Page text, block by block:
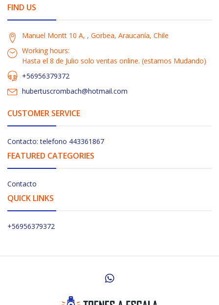
FIND US
Manuel Montt 10 A, , Gorbea, Araucanía, Chile
Working hours:
Hasta el 8 de Julio solo ventas online. (estamos Mudando)
+56956379372
hubertuscrombach@hotmail.com
CUSTOMER SERVICE
Contacto: telefono 443361867
FEATURED CATEGORIES
Contacto
QUICK LINKS
+56956379372